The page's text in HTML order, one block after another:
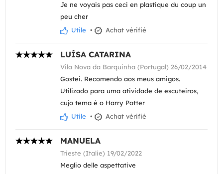
Je ne voyais pas ceci en plastique du coup un
peu cher
Utile • Achat vérifié
LUÍSA CATARINA
Vila Nova da Barquinha (Portugal) 26/02/2014
Gostei. Recomendo aos meus amigos.
Utilizado para uma atividade de escuteiros,
cujo tema é o Harry Potter
Utile • Achat vérifié
MANUELA
Trieste (Italie) 19/02/2022
Meglio delle aspettative